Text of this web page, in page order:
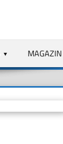
MAGAZIN